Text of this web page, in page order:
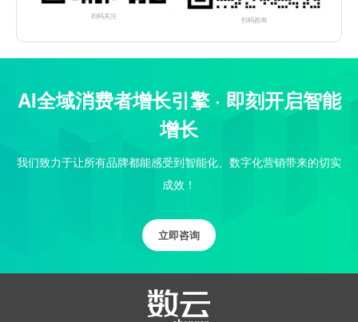
扫码关注 扫码咨询
AI全域消费者增长引擎 · 即刻开启智能
增长
我们致力于让所有品牌都能感受到智能化、数字化营销带来的切实
成效！
立即咨询